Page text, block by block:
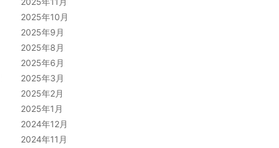
2025年10月
2025年9月
2025年8月
2025年6月
2025年3月
2025年2月
2025年1月
2024年12月
2024年11月